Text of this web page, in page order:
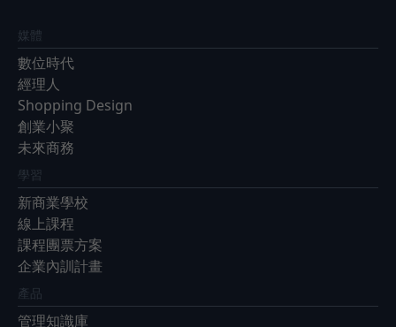
媒體
數位時代
經理人
Shopping Design
創業小聚
未來商務
學習
新商業學校
線上課程
課程團票方案
企業內訓計畫
產品
管理知識庫